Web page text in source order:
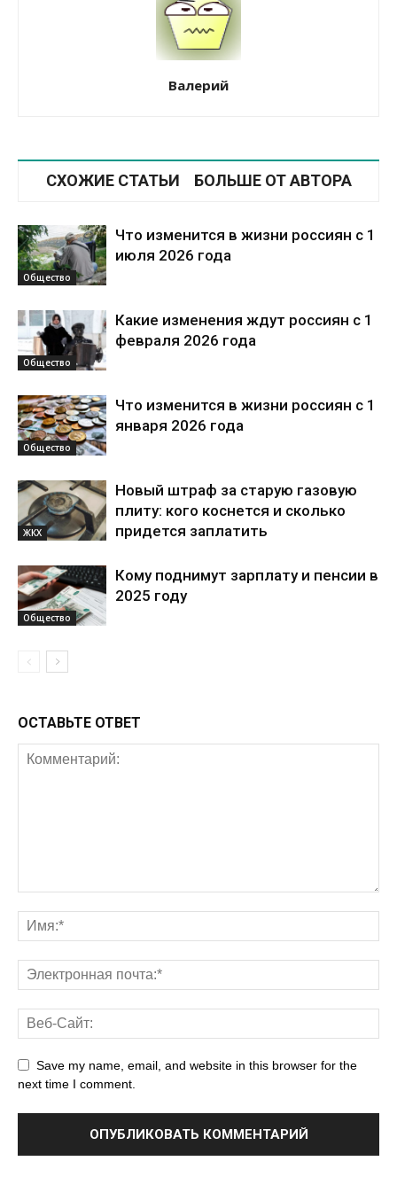
Валерий
СХОЖИЕ СТАТЬИ БОЛЬШЕ ОТ АВТОРА
Общество
Что изменится в жизни россиян с 1
июля 2026 года
Общество
Какие изменения ждут россиян с 1
февраля 2026 года
Общество
Что изменится в жизни россиян с 1
января 2026 года
ЖКХ
Новый штраф за старую газовую
плиту: кого коснется и сколько
придется заплатить
Общество
Кому поднимут зарплату и пенсии в
2025 году
ОСТАВЬТЕ ОТВЕТ
Save my name, email, and website in this browser for the
next time I comment.